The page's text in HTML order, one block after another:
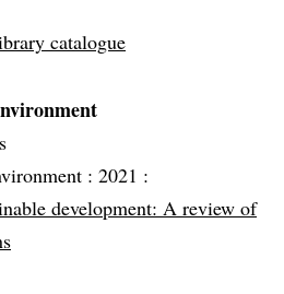
catalogue
: 2021 :
development: A review of